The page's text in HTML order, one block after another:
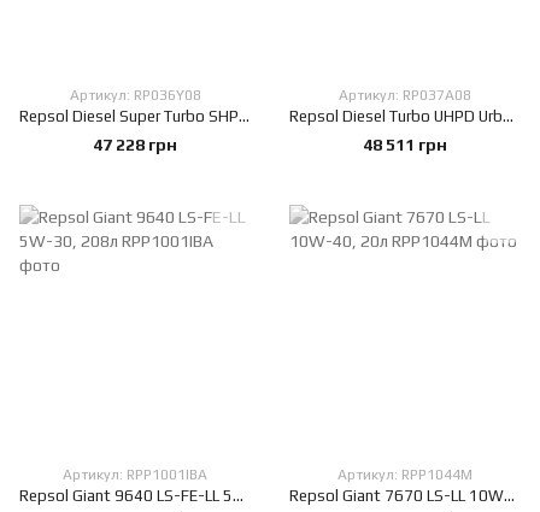
Артикул: RP036Y08
Repsol Diesel Super Turbo SHPD 15W-40, 208л
47 228 грн
Артикул: RP037A08
Repsol Diesel Turbo UHPD Urban 10W-40, 208л
48 511 грн
Артикул: RPP1001IBA
Repsol Giant 9640 LS-FE-LL 5W-30, 208л
Артикул: RPP1044M
Repsol Giant 7670 LS-LL 10W-40, 20л